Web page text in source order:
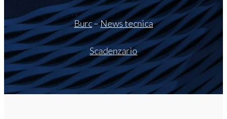
Burc–News tecnica
Scadenzario